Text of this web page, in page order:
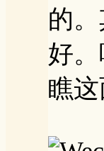
的
好。
瞧这